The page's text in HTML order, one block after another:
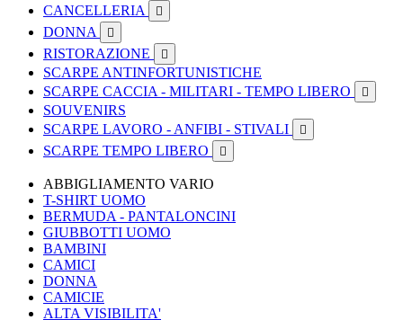
CANCELLERIA

DONNA 
RISTORAZIONE 
SCARPE ANTINFORTUNISTICHE
SCARPE CACCIA - MILITARI - TEMPO LIBERO

SOUVENIRS
SCARPE LAVORO - ANFIBI - STIVALI

SCARPE TEMPO LIBERO 
ABBIGLIAMENTO VARIO
T-SHIRT UOMO
BERMUDA - PANTALONCINI
GIUBBOTTI UOMO
BAMBINI
CAMICI
DONNA
CAMICIE
ALTA VISIBILITA'